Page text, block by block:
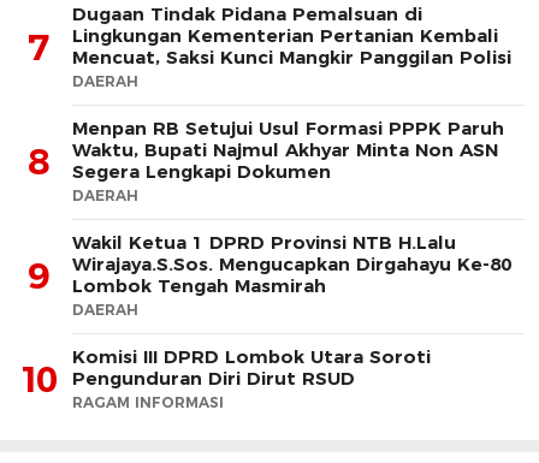
7
Dugaan Tindak Pidana Pemalsuan di
Lingkungan Kementerian Pertanian Kembali
Mencuat, Saksi Kunci Mangkir Panggilan Polisi
DAERAH
8
Menpan RB Setujui Usul Formasi PPPK Paruh
Waktu, Bupati Najmul Akhyar Minta Non ASN
Segera Lengkapi Dokumen
DAERAH
9
Wakil Ketua 1 DPRD Provinsi NTB H.Lalu
Wirajaya.S.Sos. Mengucapkan Dirgahayu Ke-80
Lombok Tengah Masmirah
DAERAH
10
Komisi III DPRD Lombok Utara Soroti
Pengunduran Diri Dirut RSUD
RAGAM INFORMASI